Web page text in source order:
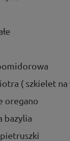
( szkielet na
oregano
bazylia